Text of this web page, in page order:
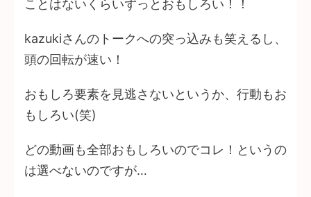
ことはないくらいずっとおもしろい！！
kazukiさんのトークへの突っ込みも笑えるし、
頭の回転が速い！
おもしろ要素を見逃さないというか、行動もお
もしろい(笑)
どの動画も全部おもしろいのでコレ！というの
は選べないのですが…